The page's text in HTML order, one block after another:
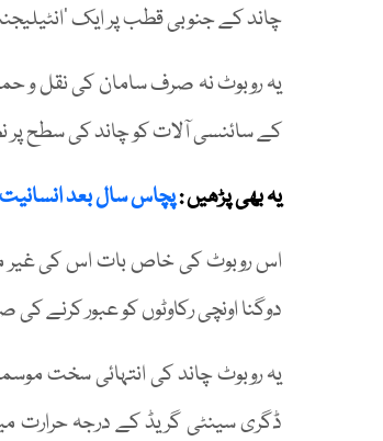
چاند کے جنوبی قطب پر ایک
یہ روبوٹ نہ صرف سامان کی نقل و
کے سائنسی آلات کو چاند کی سطح
یہ بھی پڑھیں :پچاس سال بعد
اس روبوٹ کی خاص بات اس کی غیر
دوگنا اونچی رکاوٹوں کو عبور کرنے
یہ روبوٹ چاند کی انتہائی سخت
ڈگری سینٹی گریڈ کے درجہ حرارت